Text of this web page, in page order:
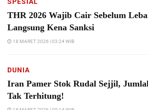
THR 2026 Wajib Cair Sebelum
Langsung Kena Sanksi
18 MARET 2026 | 03:24 WIB
DUNIA
Iran Pamer Stok Rudal Sejjil,
Tak Terhitung!